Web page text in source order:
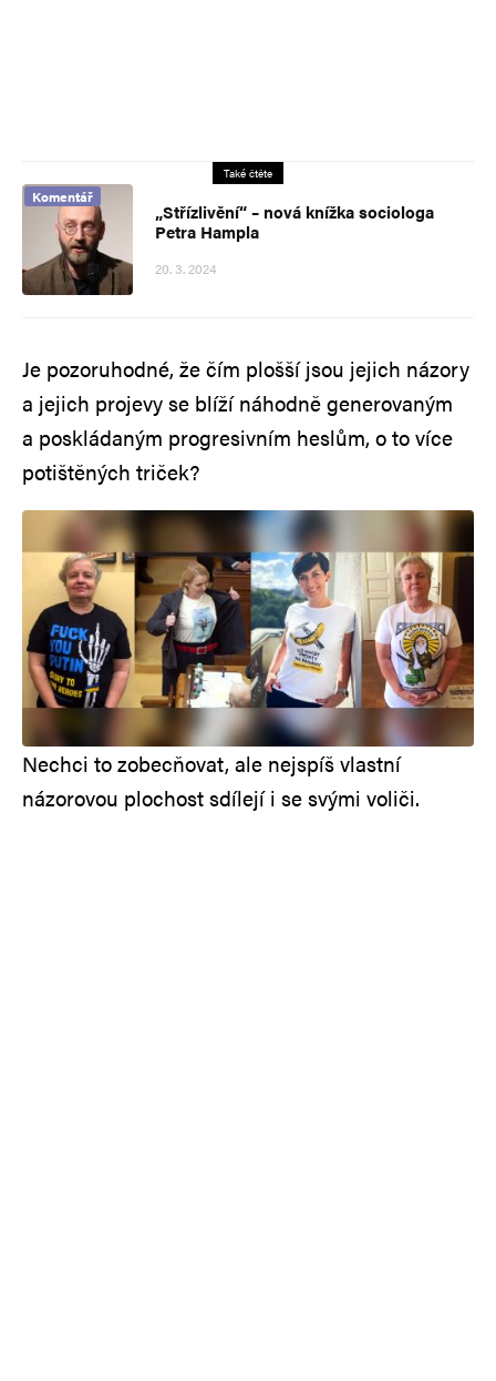
Také čtěte
Komentář
„Střízlivění“ – nová knížka sociologa
Petra Hampla
20. 3. 2024
Je pozoruhodné, že čím plošší jsou jejich názory
a jejich projevy se blíží náhodně generovaným
a poskládaným progresivním heslům, o to více
potištěných triček?
Nechci to zobecňovat, ale nejspíš vlastní
názorovou plochost sdílejí i se svými voliči.